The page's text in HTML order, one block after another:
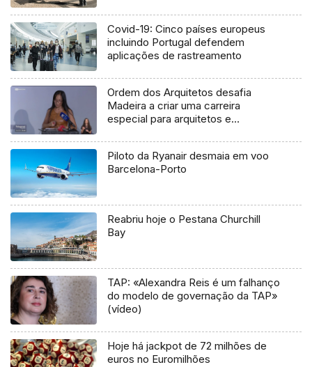
Covid-19: Cinco países europeus
incluindo Portugal defendem
aplicações de rastreamento
Ordem dos Arquitetos desafia
Madeira a criar uma carreira
especial para arquitetos e
Piloto da Ryanair desmaia em voo
Barcelona-Porto
Reabriu hoje o Pestana Churchill
Bay
TAP: «Alexandra Reis é um falhanço
do modelo de governação da TAP»
(vídeo)
Hoje há jackpot de 72 milhões de
euros no Euromilhões